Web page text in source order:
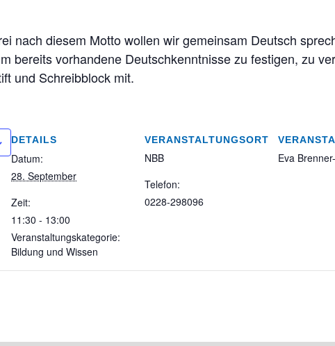
nach diesem Motto wollen wir gemeinsam Deutsch
bereits vorhandene Deutschkenntnisse zu festigen, zu
und Schreibblock mit.
DETAILS
Datum:
28. September
Zeit:
11:30 - 13:00
Veranstaltungskategorie:
Bildung und Wissen
VERANSTALTUNGSORT
NBB
Telefon:
0228-298096
Eva